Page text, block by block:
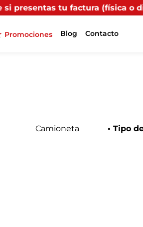
(física o digital) en uno
Promociones Blog Contacto
Camioneta • Tipo